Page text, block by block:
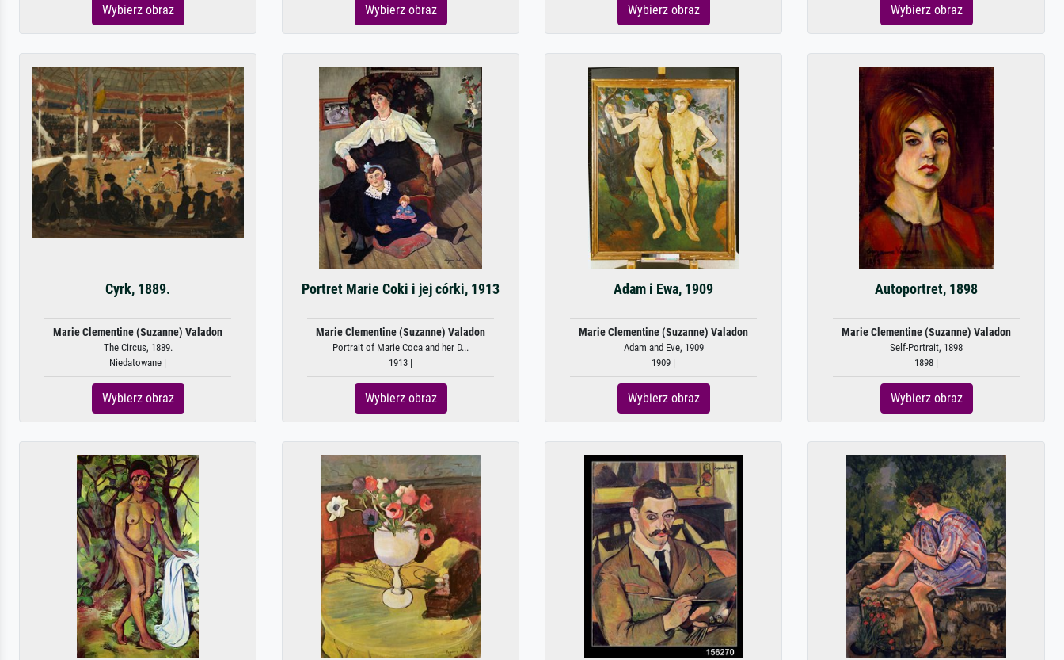
Wybierz obraz Wybierz obraz Wybierz obraz Wybierz obraz
Cyrk, 1889.
Marie Clementine (Suzanne) Valadon
The Circus, 1889.
Niedatowane |
Wybierz obraz
Portret Marie Coki i jej córki, 1913
Marie Clementine (Suzanne) Valadon
Portrait of Marie Coca and her D...
1913 |
Wybierz obraz
Adam i Ewa, 1909
Marie Clementine (Suzanne) Valadon
Adam and Eve, 1909
1909 |
Wybierz obraz
Autoportret, 1898
Marie Clementine (Suzanne) Valadon
Self-Portrait, 1898
1898 |
Wybierz obraz